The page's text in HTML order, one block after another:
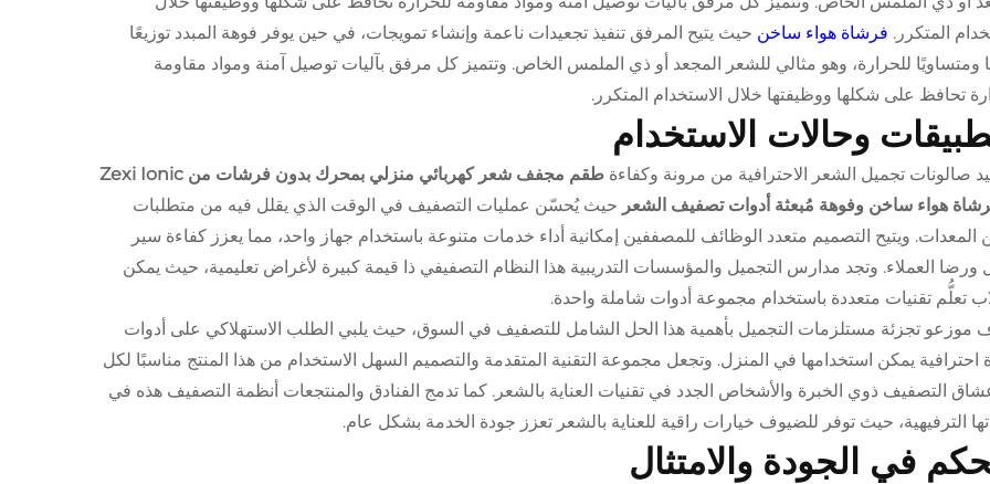
المتكرر. فرشاة هواء ساخن حيث يتيح المرفق تنفيذ تجعيدات ناعمة وإنشاء تمويجات، في حين يوفر فوهة المبدد توزيعًا
ومتساويًا للحرارة، وهو مثالي للشعر المجعد أو ذي الملمس الخاص. وتتميز كل مرفق بآليات توصيل آمنة ومواد مقاومة
تحافظ على شكلها ووظيفتها خلال الاستخدام المتكرر.
وحالات الاستخدام
صالونات تجميل الشعر الاحترافية من مرونة وكفاءة
طقم مجفف شعر كهربائي منزلي بمحرك بدون فرشات من Zexi Ionic
هواء ساخن وفوهة مُبعثة أدوات تصفيف الشعر حيث يُحسّن عمليات التصفيف في الوقت الذي يقلل فيه من متطلبات
المعدات. ويتيح التصميم متعدد الوظائف للمصففين إمكانية أداء خدمات متنوعة باستخدام جهاز واحد، مما يعزز كفاءة سير
ورضا العملاء. وتجد مدارس التجميل والمؤسسات التدريبية هذا النظام التصفيفي ذا قيمة كبيرة لأغراض تعليمية، حيث يمكن
تعلُّم تقنيات متعددة باستخدام مجموعة أدوات شاملة واحدة.
موزعو تجزئة مستلزمات التجميل بأهمية هذا الحل الشامل للتصفيف في السوق، حيث يلبي الطلب الاستهلاكي على أدوات
احترافية يمكن استخدامها في المنزل. وتجعل مجموعة التقنية المتقدمة والتصميم السهل الاستخدام من هذا المنتج مناسبًا لكل
التصفيف ذوي الخبرة والأشخاص الجدد في تقنيات العناية بالشعر. كما تدمج الفنادق والمنتجعات أنظمة التصفيف هذه في
الترفيهية، حيث توفر للضيوف خيارات راقية للعناية بالشعر تعزز جودة الخدمة بشكل عام.
في الجودة والامتثال